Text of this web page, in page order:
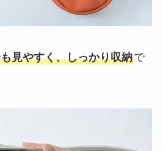
見やすく、しっかり収納で